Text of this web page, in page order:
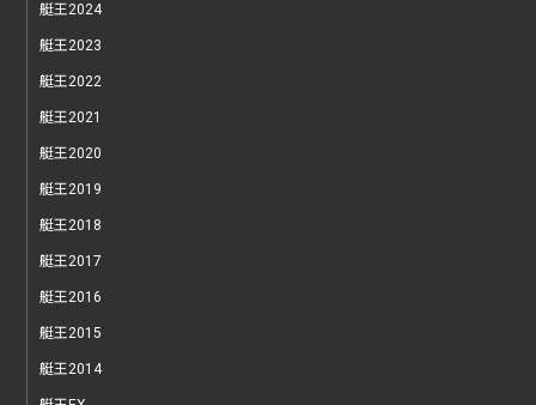
艇王2024
艇王2023
艇王2022
艇王2021
艇王2020
艇王2019
艇王2018
艇王2017
艇王2016
艇王2015
艇王2014